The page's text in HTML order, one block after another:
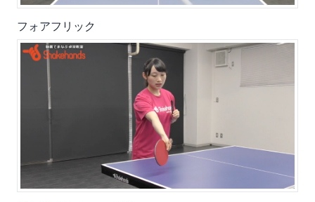
フォアフリック